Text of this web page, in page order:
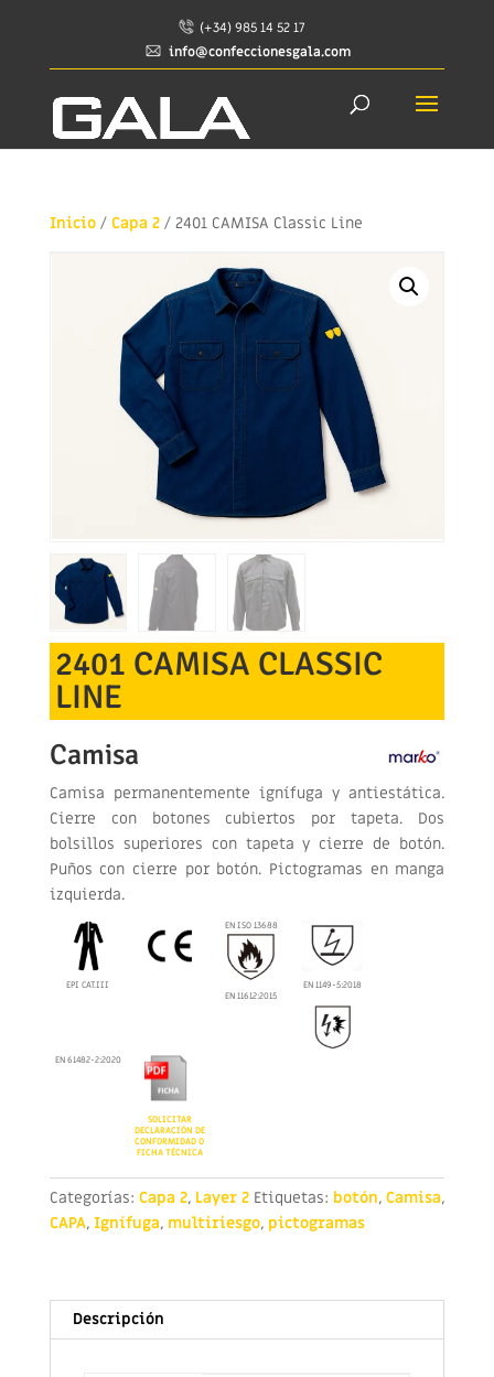
(+34) 985 14 52 17
info@confeccionesgala.com
Inicio/ Capa 2/ 2401 CAMISA Classic Line
2401 CAMISA CLASSIC
LINE
Camisa
Camisa permanentemente ignífuga y antiestática.
Cierre con botones cubiertos por tapeta. Dos
bolsillos superiores con tapeta y cierre de botón.
Puños con cierre por botón. Pictogramas en manga
izquierda.
EPI CAT.III
EN ISO 13688
EN 11612:2015
EN 1149-5:2018
EN 61482-2:2020
SOLICITAR
DECLARACIÓN DE
CONFORMIDAD O
FICHA TÉCNICA
Categorías: Capa 2, Layer 2 Etiquetas: botón, Camisa,
CAPA, Ignífuga, multiriesgo, pictogramas
Descripción